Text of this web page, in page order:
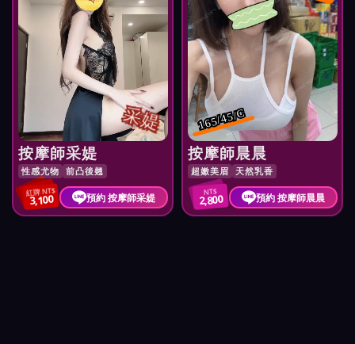
采媞
按摩師采媞
性感尤物 前凸後翹
紅牌 NT$
3,100 預約 按摩師采媞
165/45/C
按摩師晨晨
超嫩美眉 天然乳香
NT$
2,800 預約 按摩師晨晨